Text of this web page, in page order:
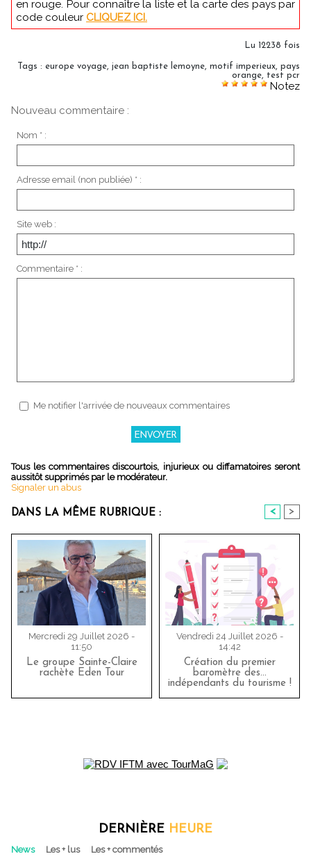
en rouge. Pour connaître la liste et la carte des pays par
code couleur CLIQUEZ ICI.
Lu 12238 fois
Tags : europe voyage, jean baptiste lemoyne, motif imperieux, pays
orange, test pcr
Notez
Nouveau commentaire :
Nom * :
Adresse email (non publiée) * :
Site web :
Commentaire * :
Me notifier l'arrivée de nouveaux commentaires
Tous les commentaires discourtois, injurieux ou diffamatoires seront
aussitôt supprimés par le modérateur.
Signaler un abus
DANS LA MÊME RUBRIQUE : < >
Mercredi 29 Juillet 2026 -
11:50
Le groupe Sainte-Claire
rachète Eden Tour
Vendredi 24 Juillet 2026 -
14:42
Création du premier
baromètre des…
indépendants du tourisme !
DERNIÈRE HEURE
News Les + lus Les + commentés